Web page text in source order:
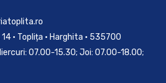
• Toplița • Harghita • 535700
07.00-15.30; Joi: 07.00-18.00;